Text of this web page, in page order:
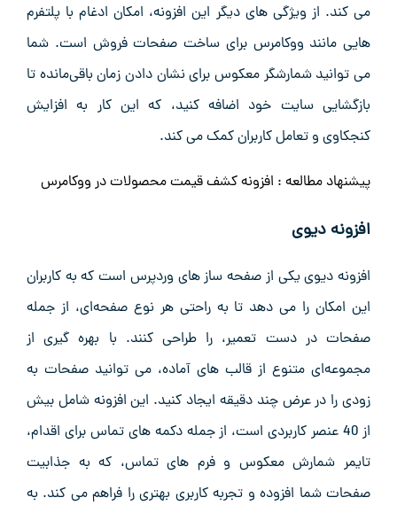
می‌ کند. از ویژگی ‌های دیگر این افزونه، امکان ادغام با پلتفرم‌
هایی مانند ووکامرس برای ساخت صفحات فروش است. شما
می ‌توانید شمارشگر معکوس برای نشان دادن زمان باقی‌مانده تا
بازگشایی سایت خود اضافه کنید، که این کار به افزایش
کنجکاوی و تعامل کاربران کمک می‌ کند.
پیشنهاد مطالعه : افزونه کشف قیمت محصولات در ووکامرس
افزونه دیوی
افزونه دیوی یکی از صفحه ‌ساز های وردپرس است که به کاربران
این امکان را می ‌دهد تا به راحتی هر نوع صفحه‌ای، از جمله
صفحات در دست تعمیر، را طراحی کنند. با بهره ‌گیری از
مجموعه‌ای متنوع از قالب ‌های آماده، می ‌توانید صفحات به
زودی را در عرض چند دقیقه ایجاد کنید. این افزونه شامل بیش
از 40 عنصر کاربردی است، از جمله دکمه‌ های تماس برای اقدام،
تایمر شمارش معکوس و فرم‌ های تماس، که به جذابیت
صفحات شما افزوده و تجربه کاربری بهتری را فراهم می ‌کند. به